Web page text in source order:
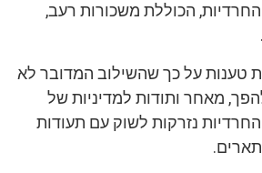
הכוללת משכורות רעב,
טענות על כך שהשילוב המדובר לא
מאחר ותודות למדיניות של
נזרקות לשוק עם תעודות